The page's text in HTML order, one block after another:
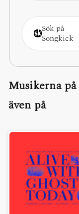
Sök på
Songkick
Musikerna
även på